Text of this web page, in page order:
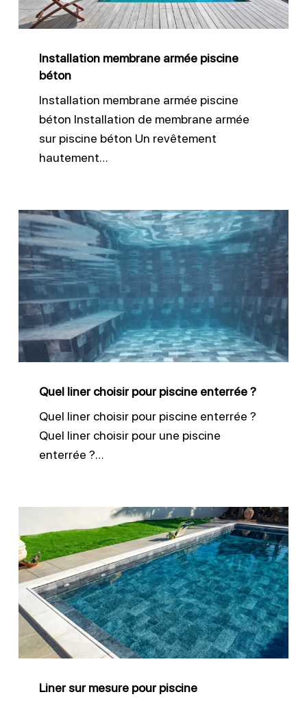
Installation membrane armée piscine
béton
Installation membrane armée piscine
béton Installation de membrane armée
sur piscine béton Un revêtement
hautement…
Quel
liner
choisir
pour
piscine
enterrée
?
Quel liner choisir pour piscine enterrée ?
Quel liner choisir pour piscine enterrée ?
Quel liner choisir pour une piscine
enterrée ?…
sur
mesure
pour
piscine
Liner sur mesure pour piscine